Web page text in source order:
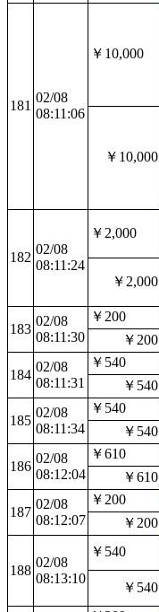
181
02/08
08:11:06
￥10,000
￥10,000
182
02/08
08:11:24
￥2,000
￥2,000
183
02/08
08:11:30
￥200
￥200
184
02/08
08:11:31
￥540
￥540
185
02/08
08:11:34
￥540
￥540
186
02/08
08:12:04
￥610
￥610
187
02/08
08:12:07
￥200
￥200
188
02/08
08:13:10
￥540
￥540